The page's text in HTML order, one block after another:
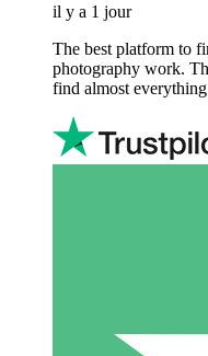
il y a 1 jour
The best platform to
photography work.
find almost